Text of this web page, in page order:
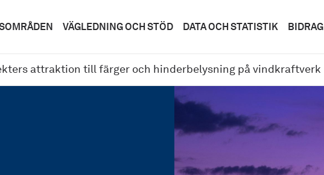
VÄGLEDNING OCH STÖD DATA OCH STATISTIK BIDRAG
attraktion till färger och hinderbelysning på vindkraftverk